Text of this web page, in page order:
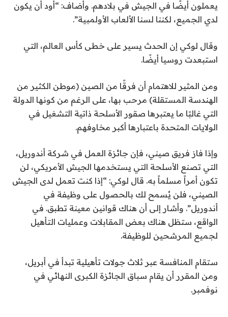
يعملون أيضًا في الجيش في بلادهم. وأضاف: “أود أن يكون
لدي الجميع، لكننا لسنا الألعاب الأولمبية”.
وقال لوكي إن الحدث يسير على خطى كأس العالم، التي
استبعدت روسيا أيضًا.
ومن المثير للاهتمام أن فرقًا من الصين (موطن الكثير من
الهندسة المستقلة) مرحب بها، على الرغم من كونها الدولة
التي غالبًا ما يعتبرها صقور الأسلحة ذاتية التشغيل في
الولايات المتحدة باعتبارها أكبر مخاوفهم.
وإذا فاز فريق صيني، فإن جائزة العمل في شركة أندوريل،
التي تصنع الأسلحة التي يستخدمها الجيش الأمريكي، لن
تكون أمراً مسلماً به. قال لوكي: “إذا كنت تعمل لدى الجيش
الصيني، فلن يُسمح لك بالحصول على وظيفة في
أندوريل”. وأشار إلى أن هناك قوانين معينة تطبق. في
الواقع، ستظل هناك بعض المقابلات وعمليات التأهيل
لجميع المرشحين للوظيفة.
ستقام المنافسة عبر ثلاث جولات تأهيلية تبدأ في أبريل،
ومن المقرر أن يقام سباق الجائزة الكبرى النهائي في
نوفمبر.